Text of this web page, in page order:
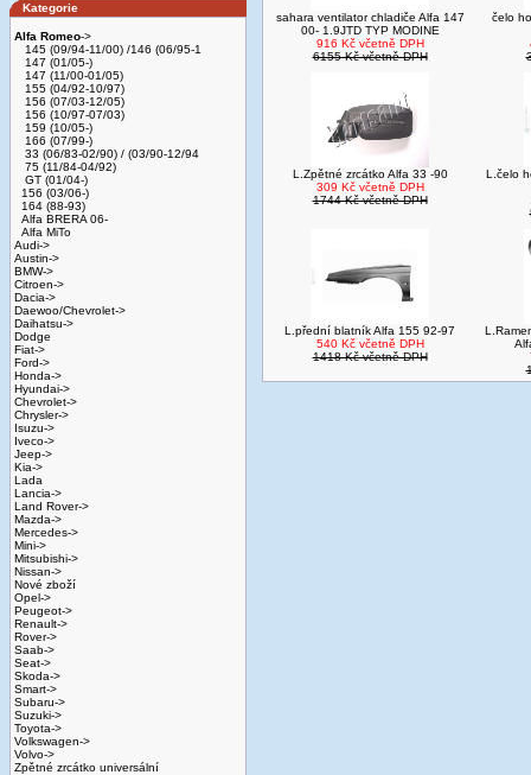
Kategorie
Alfa Romeo->
145 (09/94-11/00) /146 (06/95-1
147 (01/05-)
147 (11/00-01/05)
155 (04/92-10/97)
156 (07/03-12/05)
156 (10/97-07/03)
159 (10/05-)
166 (07/99-)
33 (06/83-02/90) / (03/90-12/94
75 (11/84-04/92)
GT (01/04-)
156 (03/06-)
164 (88-93)
Alfa BRERA 06-
Alfa MiTo
Audi->
Austin->
BMW->
Citroen->
Dacia->
Daewoo/Chevrolet->
Daihatsu->
Dodge
Fiat->
Ford->
Honda->
Hyundai->
Chevrolet->
Chrysler->
Isuzu->
Iveco->
Jeep->
Kia->
Lada
Lancia->
Land Rover->
Mazda->
Mercedes->
Mini->
Mitsubishi->
Nissan->
Nové zboží
Opel->
Peugeot->
Renault->
Rover->
Saab->
Seat->
Skoda->
Smart->
Subaru->
Suzuki->
Toyota->
Volkswagen->
Volvo->
Zpětné zrcátko universální
sahara ventilator chladiče Alfa 147
00- 1.9JTD TYP MODINE
916 Kč včetně DPH
6155 Kč včetně DPH
čelo
L.Zpětné zrcátko Alfa 33 -90
309 Kč včetně DPH
1744 Kč včetně DPH
L.čelo
L.přední blatník Alfa 155 92-97
540 Kč včetně DPH
1418 Kč včetně DPH